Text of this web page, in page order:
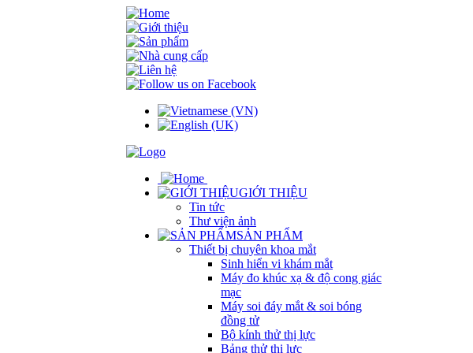
GIỚI THIỆU
Tin tức
Thư viện ảnh
SẢN PHẨM
Thiết bị chuyên khoa mắt
Sinh hiển vi khám mắt
Máy đo khúc xạ & độ cong giác
mạc
Máy soi đáy mắt & soi bóng
đồng tử
Bộ kính thử thị lực
Bảng thử thị lực